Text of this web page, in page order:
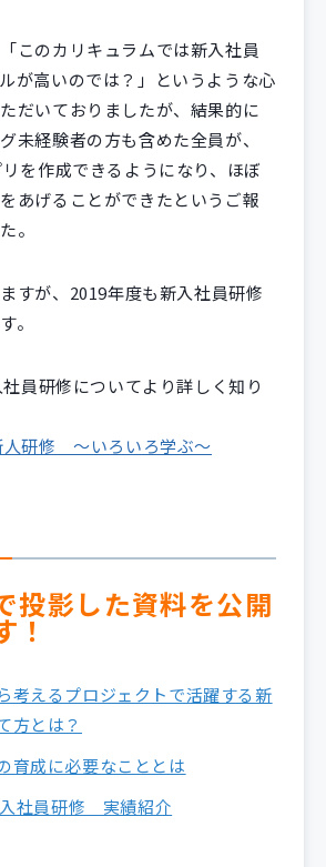
このカリキュラムでは新入社員
が高いのでは？」というような心
だいておりましたが、結果的に
未経験者の方も含めた全員が、
を作成できるようになり、ほぼ
あげることができたというご報
。
すが、2019年度も新入社員研修
。
員研修についてより詳しく知り
人研修 ～いろいろ学ぶ～
投影した資料を公開
！
考えるプロジェクトで活躍する新
方とは？
育成に必要なこととは
社員研修 実績紹介